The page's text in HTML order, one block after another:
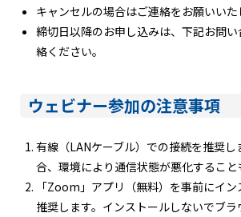
キャンセルの場合はご連絡をお願いいた
締切日以降のお申し込みは、下記お問
絡ください。
ウェビナー参加の注意事項
有線（LANケーブル）での接続を推奨し
合、環境により通信状態が悪化すること
「Zoom」アプリ（無料）を事前にイ
推奨します。インストールしないでブ